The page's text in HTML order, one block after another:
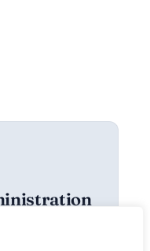
drift